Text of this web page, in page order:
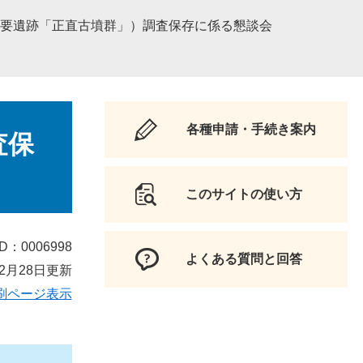
遺跡「正直古墳群」）調査保存に係る懇談会
保
：0006998
月28日更新
ページ表示
各種申請・手続き案内
このサイトの使い方
よくある質問と回答